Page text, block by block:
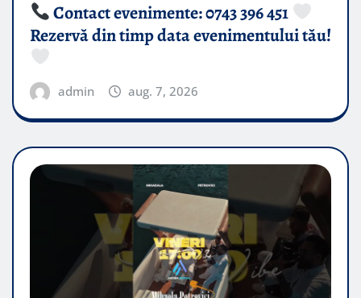
Contact evenimente: 0743 396 451
Rezervă din timp data evenimentului tău!
admin aug. 7, 2026